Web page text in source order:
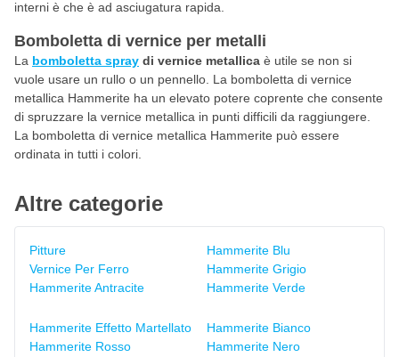
interni è che è ad asciugatura rapida.
Bomboletta di vernice per metalli
La bomboletta spray di vernice metallica è utile se non si
vuole usare un rullo o un pennello. La bomboletta di vernice
metallica Hammerite ha un elevato potere coprente che consente
di spruzzare la vernice metallica in punti difficili da raggiungere.
La bomboletta di vernice metallica Hammerite può essere
ordinata in tutti i colori.
Altre categorie
Pitture
Vernice Per Ferro
Hammerite Antracite
Hammerite Blu
Hammerite Grigio
Hammerite Verde
Hammerite Effetto Martellato
Hammerite Rosso
Hammerite Bianco
Hammerite Nero